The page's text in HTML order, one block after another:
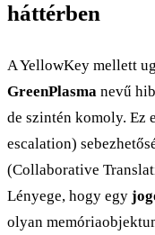
háttérben
A YellowKey mellett
GreenPlasma nevű
de szintén komoly. Ez
escalation)
(Collaborative
Lényege, hogy egy
olyan